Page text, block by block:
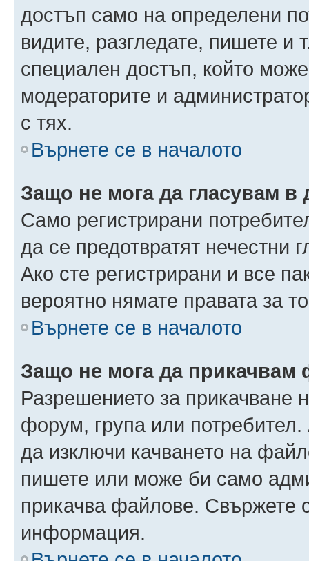
достъп само на определени
видите, разгледате, пишете
специален достъп, който
модераторите и
с тях.
Върнете се в началото
Защо не мога да гласувам в
Само регистрирани
да се предотвратят нечестни
Ако сте регистрирани и все
вероятно нямате правата за
Върнете се в началото
Защо не мога да прикачвам
Разрешението за
форум, група или
да изключи качването на
пишете или може би само
прикачва файлове. Свържете
информация.